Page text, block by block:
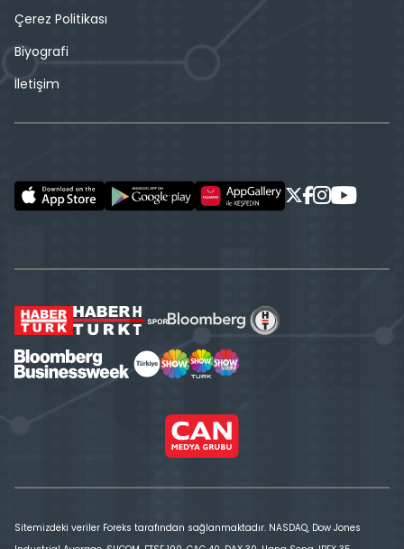
Çerez Politikası
Biyografi
İletişim
Sitemizdeki veriler Foreks tarafından sağlanmaktadır. NASDAQ, Dow Jones